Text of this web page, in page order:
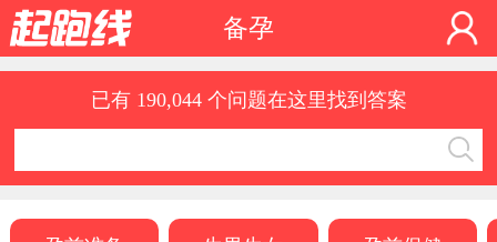
备孕
已有 190,044 个问题在这里找到答案